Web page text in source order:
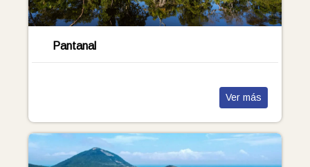
Pantanal
Ver más